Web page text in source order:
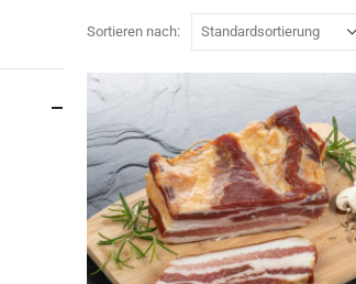
Sortieren nach: